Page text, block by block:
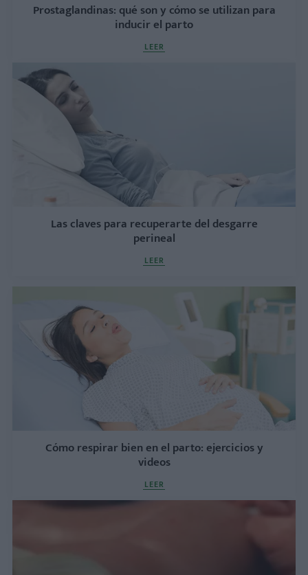
Prostaglandinas: qué son y cómo se utilizan para
inducir el parto
LEER
Las claves para recuperarte del desgarre
perineal
LEER
Cómo respirar bien en el parto: ejercicios y
videos
LEER